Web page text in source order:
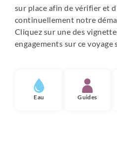
sur place afin de vérifier et
continuellement notre
Cliquez sur une des
engagements sur ce voyage
Eau Guides